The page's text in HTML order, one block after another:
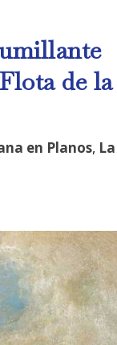
de la
en Planos, La